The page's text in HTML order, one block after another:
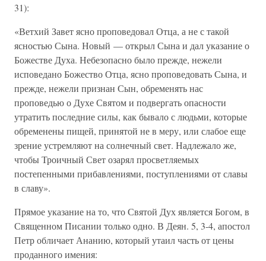
31):
«Ветхий Завет ясно проповедовал Отца, а не с такой
ясностью Сына. Новый — открыл Сына и дал указание о
Божестве Духа. Небезопасно было прежде, нежели
исповедано Божество Отца, ясно проповедовать Сына, и
прежде, нежели признан Сын, обременять нас
проповедью о Духе Святом и подвергать опасности
утратить последние силы, как бывало с людьми, которые
обременены пищей, принятой не в меру, или слабое еще
зрение устремляют на солнечный свет. Надлежало же,
чтобы Троичный Свет озарял просветляемых
постепенными прибавлениями, поступлениями от славы
в славу».
Прямое указание на то, что Святой Дух является Богом, в
Священном Писании только одно. В Деян. 5, 3-4, апостол
Петр обличает Ананию, который утаил часть от цены
проданного имения: